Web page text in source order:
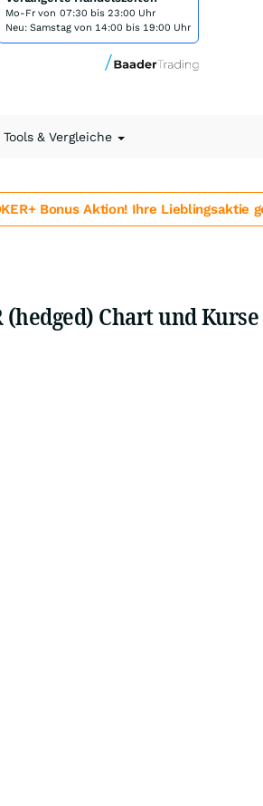
Mo-Fr von 07:30 bis 23:00 Uhr
Neu: Samstag von 14:00 bis 19:00 Uhr
Tools & Vergleiche
Bonus Aktion! Ihre Lieblingsaktie
(hedged) Chart und Kurse